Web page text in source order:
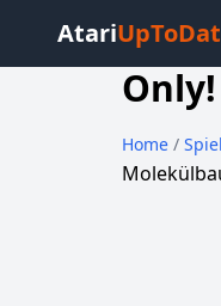
Atari
Home /